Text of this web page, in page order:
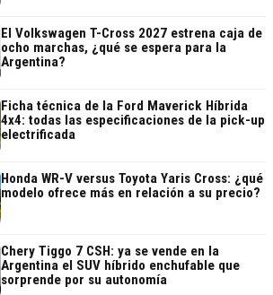
El Volkswagen T-Cross 2027 estrena caja de
ocho marchas, ¿qué se espera para la
Argentina?
Ficha técnica de la Ford Maverick Híbrida
4x4: todas las especificaciones de la pick-up
electrificada
Honda WR-V versus Toyota Yaris Cross: ¿qué
modelo ofrece más en relación a su precio?
Chery Tiggo 7 CSH: ya se vende en la
Argentina el SUV híbrido enchufable que
sorprende por su autonomía